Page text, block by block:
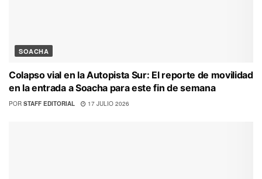
SOACHA
Colapso vial en la Autopista Sur: El reporte de movilidad
en la entrada a Soacha para este fin de semana
POR STAFF EDITORIAL 17 JULIO 2026